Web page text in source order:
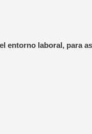
laboral, para